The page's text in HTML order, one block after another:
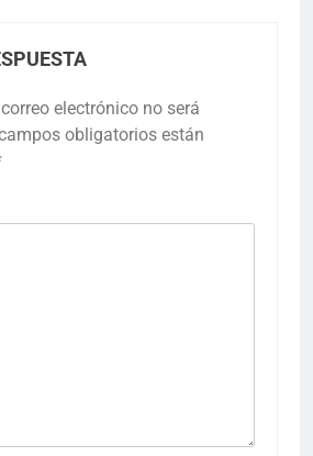
electrónico no será
obligatorios están